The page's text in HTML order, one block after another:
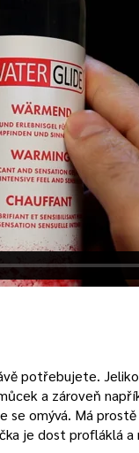
potřebujete.
a zároveň
se omývá. Má
je dost profláklá a